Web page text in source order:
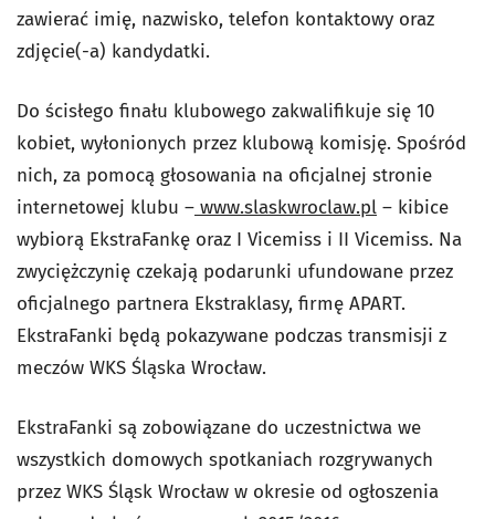
zawierać imię, nazwisko, telefon kontaktowy oraz
zdjęcie(-a) kandydatki.
Do ścisłego finału klubowego zakwalifikuje się 10
kobiet, wyłonionych przez klubową komisję. Spośród
nich, za pomocą głosowania na oficjalnej stronie
internetowej klubu – www.slaskwroclaw.pl – kibice
wybiorą EkstraFankę oraz I Vicemiss i II Vicemiss. Na
zwyciężczynię czekają podarunki ufundowane przez
oficjalnego partnera Ekstraklasy, firmę APART.
EkstraFanki będą pokazywane podczas transmisji z
meczów WKS Śląska Wrocław.
EkstraFanki są zobowiązane do uczestnictwa we
wszystkich domowych spotkaniach rozgrywanych
przez WKS Śląsk Wrocław w okresie od ogłoszenia